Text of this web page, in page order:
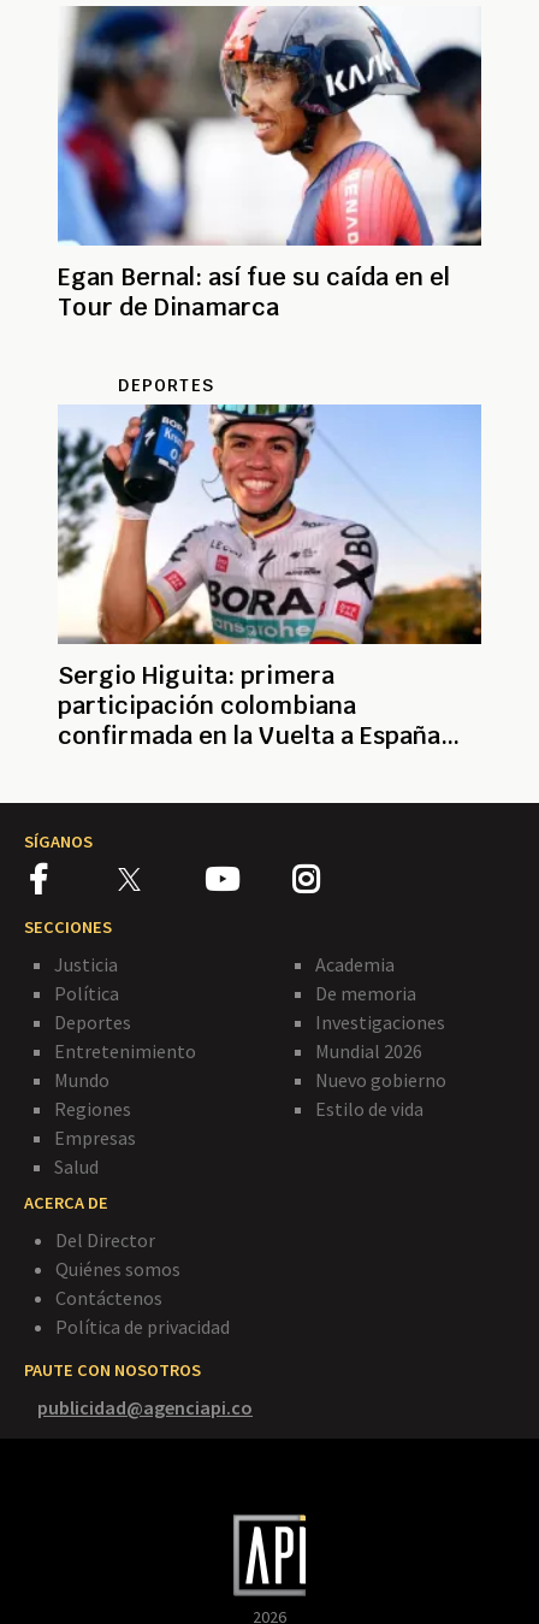
Egan Bernal: así fue su caída en el
Tour de Dinamarca
DEPORTES
Sergio Higuita: primera
participación colombiana
confirmada en la Vuelta a España
SÍGANOS
SECCIONES
Justicia
Política
Deportes
Entretenimiento
Mundo
Regiones
Empresas
Salud
Academia
De memoria
Investigaciones
Mundial 2026
Nuevo gobierno
Estilo de vida
ACERCA DE
Del Director
Quiénes somos
Contáctenos
Política de privacidad
PAUTE CON NOSOTROS
publicidad@agenciapi.co
2026